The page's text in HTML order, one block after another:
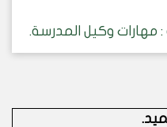
مهارات وكيل المدرسة.